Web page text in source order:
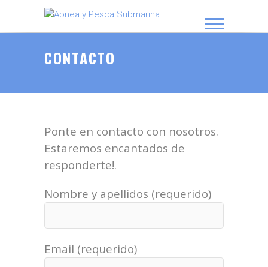
APNEA Y PESCA SUBMARINA
CONTACTO
Ponte en contacto con nosotros.
Estaremos encantados de
responderte!.
Nombre y apellidos (requerido)
Email (requerido)